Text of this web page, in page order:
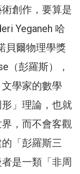
創作，要算是
Yeganeh 哈
貝爾物理學獎
（彭羅斯），
學家的數學
」理論，也就
，而不會客觀
「彭羅斯三
是一類「非周